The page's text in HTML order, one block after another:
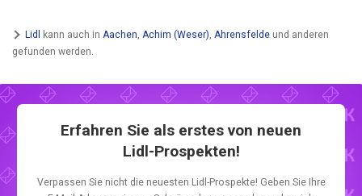
Lidl kann auch in Aachen, Achim (Weser), Ahrensfelde und anderen
gefunden werden.
Erfahren Sie als erstes von neuen
Lidl-Prospekten!
Verpassen Sie nicht die neuesten Lidl-Prospekte! Geben Sie Ihre